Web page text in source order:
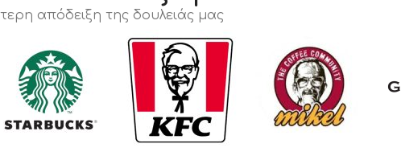
απόδειξη της δουλειάς μας